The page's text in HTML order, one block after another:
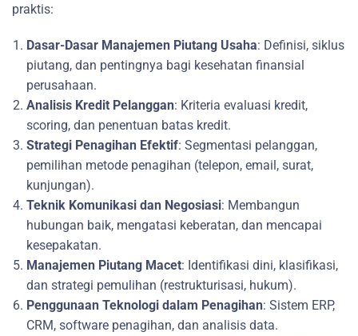
praktis:
Dasar-Dasar Manajemen Piutang Usaha: Definisi, siklus
piutang, dan pentingnya bagi kesehatan finansial
perusahaan.
Analisis Kredit Pelanggan: Kriteria evaluasi kredit,
scoring, dan penentuan batas kredit.
Strategi Penagihan Efektif: Segmentasi pelanggan,
pemilihan metode penagihan (telepon, email, surat,
kunjungan).
Teknik Komunikasi dan Negosiasi: Membangun
hubungan baik, mengatasi keberatan, dan mencapai
kesepakatan.
Manajemen Piutang Macet: Identifikasi dini, klasifikasi,
dan strategi pemulihan (restrukturisasi, hukum).
Penggunaan Teknologi dalam Penagihan: Sistem ERP,
CRM, software penagihan, dan analisis data.